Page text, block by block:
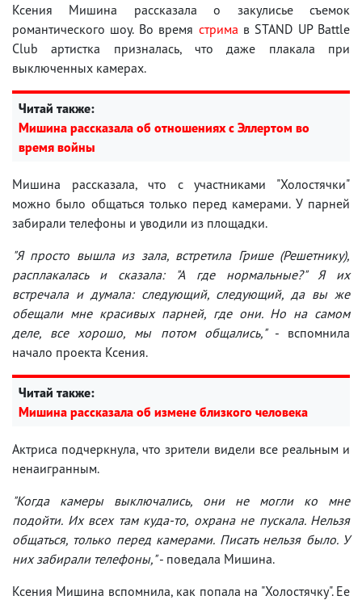
Ксения Мишина рассказала о закулисье съемок
романтического шоу. Во время стрима в STAND UP Battle
Club артистка призналась, что даже плакала при
выключенных камерах.
Читай также:
Мишина рассказала об отношениях с Эллертом во
время войны
Мишина рассказала, что с участниками "Холостячки"
можно было общаться только перед камерами. У парней
забирали телефоны и уводили из площадки.
"Я просто вышла из зала, встретила Грише (Решетнику),
расплакалась и сказала: "А где нормальные?" Я их
встречала и думала: следующий, следующий, да вы же
обещали мне красивых парней, где они. Но на самом
деле, все хорошо, мы потом общались,"- вспомнила
начало проекта Ксения.
Читай также:
Мишина рассказала об измене близкого человека
Актриса подчеркнула, что зрители видели все реальным и
ненаигранным.
"Когда камеры выключались, они не могли ко мне
подойти. Их всех там куда-то, охрана не пускала. Нельзя
общаться, только перед камерами. Писать нельзя было. У
них забирали телефоны,"- поведала Мишина.
Ксения Мишина вспомнила, как попала на "Холостячку". Ее